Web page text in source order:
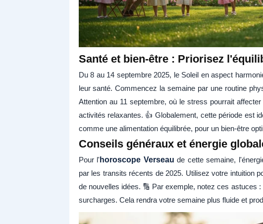
Santé et bien-être : Priorisez
Du 8 au 14 septembre 2025, le Soleil en aspect
leur santé. Commencez la semaine par une routine
Attention au 11 septembre, où le stress pourrait
activités relaxantes. 👍 Globalement, cette période est
comme une alimentation équilibrée, pour un bien-être
Conseils généraux et énergie
Pour l' horoscope Verseau de cette semaine,
par les transits récents de 2025. Utilisez votre intuition
de nouvelles idées. 🔢 Par exemple, notez ces astuces
surcharges. Cela rendra votre semaine plus fluide et